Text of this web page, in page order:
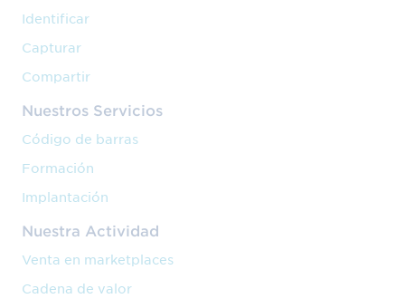
Identificar
Capturar
Compartir
Nuestros Servicios
Código de barras
Formación
Implantación
Nuestra Actividad
Venta en marketplaces
Cadena de valor